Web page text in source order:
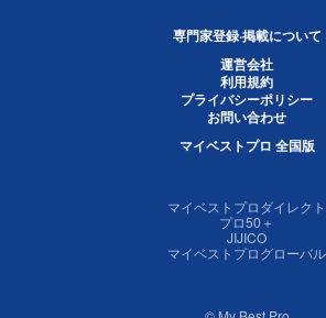
専門家登録·掲載について
運営会社
利用規約
プライバシーポリシー
お問い合わせ
マイベストプロ 全国版
マイベストプロダイレクト
プロ50＋
JIJICO
マイベストプログローバル